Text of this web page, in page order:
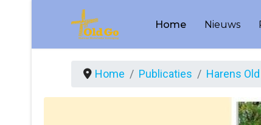
Home Nieuws
Home Publicaties Harens